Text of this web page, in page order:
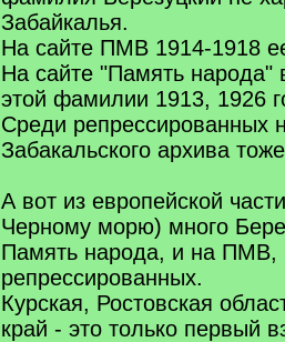
Забайкалья.
На сайте ПМВ 1914-1918
На сайте "Память народа"
этой фамилии 1913, 1926
Среди репрессированных
Забакальского архива
А вот из европейской
Черному морю) много
Память народа, и на ПМВ,
репрессированных.
Курская, Ростовская
край - это только первый